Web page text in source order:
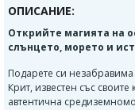
ОПИСАНИЕ:
Открийте магията на
слънцето, морето и
Подарете си
Крит, известен със
автентична